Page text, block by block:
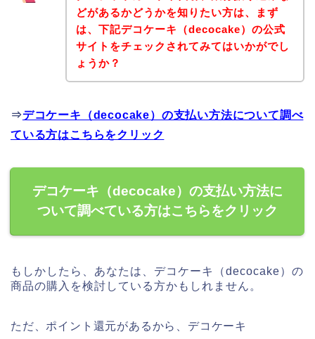
どがあるかどうかを知りたい方は、まず
は、下記デコケーキ（decocake）の公式
サイトをチェックされてみてはいかがでし
ょうか？
⇒デコケーキ（decocake）の支払い方法について調べ
ている方はこちらをクリック
デコケーキ（decocake）の支払い方法に
ついて調べている方はこちらをクリック
もしかしたら、あなたは、デコケーキ（decocake）の
商品の購入を検討している方かもしれません。
ただ、ポイント還元があるから、デコケーキ